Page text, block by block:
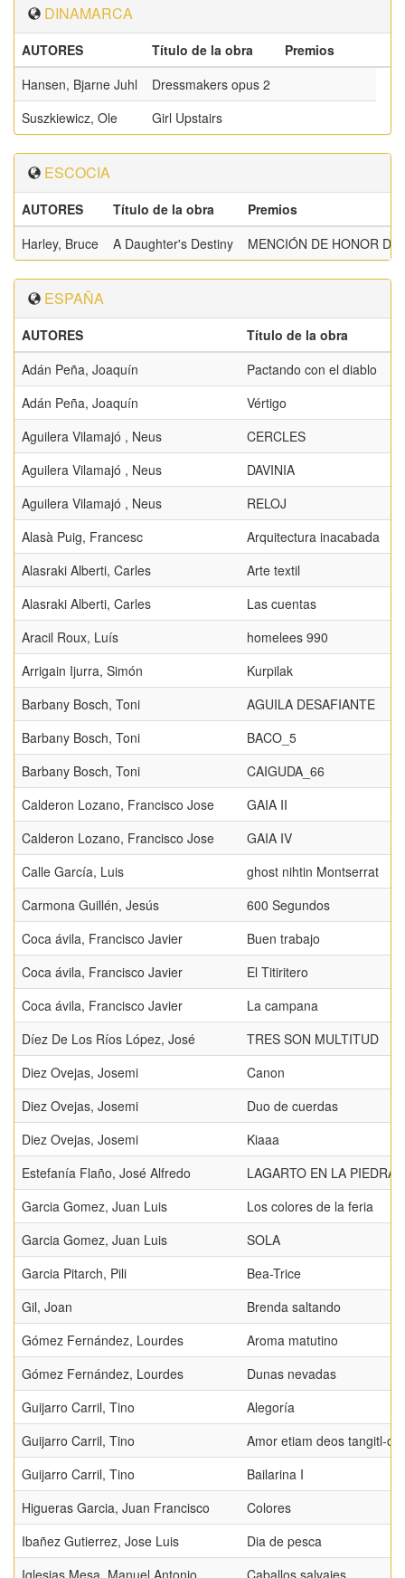
DINAMARCA
AUTORES Título de la obra
Premios
Hansen, Bjarne Juhl
Dressmakers opus 2
Suszkiewicz, Ole
Girl Upstairs
ESCOCIA
AUTORES Título de la obra
Premios
Harley, Bruce
A Daughter's Destiny MENCIÓN DE HONOR
ESPAÑA
AUTORES
Título de la obra
Adán Peña, Joaquín
Pactando con el diablo
Adán Peña, Joaquín
Vértigo
Aguilera Vilamajó , Neus
CERCLES
Aguilera Vilamajó , Neus
DAVINIA
Aguilera Vilamajó , Neus
RELOJ
Alasà Puig, Francesc
Arquitectura inacabada
Alasraki Alberti, Carles
Arte textil
Alasraki Alberti, Carles
Las cuentas
Aracil Roux, Luís
homelees 990
Arrigain Ijurra, Simón
Kurpilak
Barbany Bosch, Toni
AGUILA DESAFIANTE
Barbany Bosch, Toni
BACO_5
Barbany Bosch, Toni
CAIGUDA_66
Calderon Lozano, Francisco Jose
GAIA II
Calderon Lozano, Francisco Jose
GAIA IV
Calle García, Luis
ghost nihtin Montserrat
Carmona Guillén, Jesús
600 Segundos
Coca ávila, Francisco Javier
Buen trabajo
Coca ávila, Francisco Javier
El Titiritero
Coca ávila, Francisco Javier
La campana
Díez De Los Ríos López, José
TRES SON MULTITUD
Diez Ovejas, Josemi
Canon
Diez Ovejas, Josemi
Duo de cuerdas
Diez Ovejas, Josemi
Kiaaa
Estefanía Flaño, José Alfredo
LAGARTO EN LA PIEDRA
Garcia Gomez, Juan Luis
Los colores de la feria
Garcia Gomez, Juan Luis
SOLA
Garcia Pitarch, Pili
Bea-Trice
Gil, Joan
Brenda saltando
Gómez Fernández, Lourdes
Aroma matutino
Gómez Fernández, Lourdes
Dunas nevadas
Guijarro Carril, Tino
Alegoría
Guijarro Carril, Tino
Amor etiam deos tangitl-
Guijarro Carril, Tino
Bailarina I
Higueras Garcia, Juan Francisco
Colores
Ibañez Gutierrez, Jose Luis
Dia de pesca
Iglesias Mesa, Manuel Antonio
Caballos salvajes